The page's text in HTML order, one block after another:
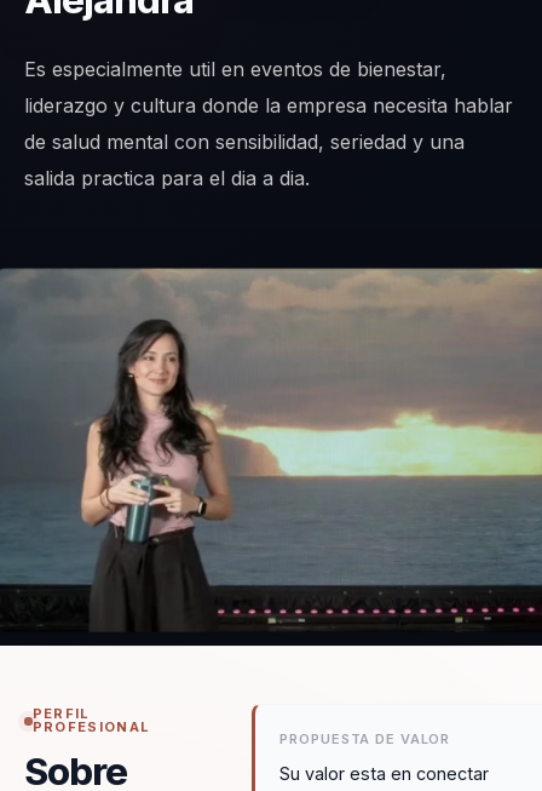
Es especialmente util en eventos de bienestar,
liderazgo y cultura donde la empresa necesita hablar
de salud mental con sensibilidad, seriedad y una
salida practica para el dia a dia.
PERFIL
PROFESIONAL
Sobre
PROPUESTA DE VALOR
Su valor esta en conectar